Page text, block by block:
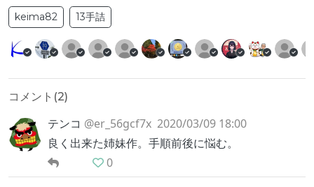
keima82 13手詰
コメント(2)
テンコ @er_56gcf7x 2020/03/09 18:00
良く出来た姉妹作。手順前後に悩む。
0